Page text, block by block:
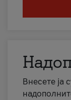
Внесете ја